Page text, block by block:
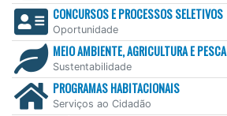
CONCURSOS E PROCESSOS SELETIVOS
Oportunidade
MEIO AMBIENTE, AGRICULTURA E PESCA
Sustentabilidade
PROGRAMAS HABITACIONAIS
Serviços ao Cidadão